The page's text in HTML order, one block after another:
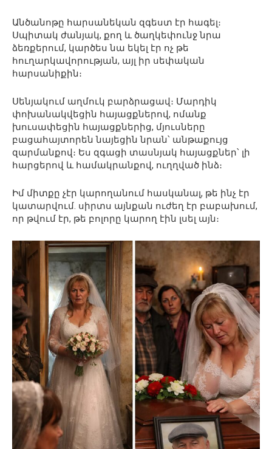
Անծանոթը հարսանեկան զգեստ էր հագել։
Սպիտակ ժանյակ, քող և ծաղկեփունջ նրա
ձեռքերում, կարծես նա եկել էր ոչ թե
հուղարկավորության, այլ իր սեփական
հարսանիքին։
Սենյակում աղմուկ բարձրացավ։ Մարդիկ
փոխանակվեցին հայացքներով, ոմանք
խուսափեցին հայացքներից, մյուսները
բացահայտորեն նայեցին նրան՝ անթաքույց
զարմանքով։ Ես զգացի տասնյակ հայացքներ՝ լի
հարցերով և համակրանքով, ուղղված ինձ։
Իմ միտքը չէր կարողանում հասկանալ, թե ինչ էր
կատարվում. սիրտս այնքան ուժեղ էր բաբախում,
որ թվում էր, թե բոլորը կարող էին լսել այն։